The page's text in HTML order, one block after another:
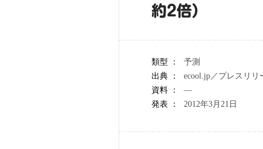
約2倍）
類型 ：
予測
出典 ：
ecool.jp／プレスリリ
資料 ：
―
発表 ：
2012年3月21日